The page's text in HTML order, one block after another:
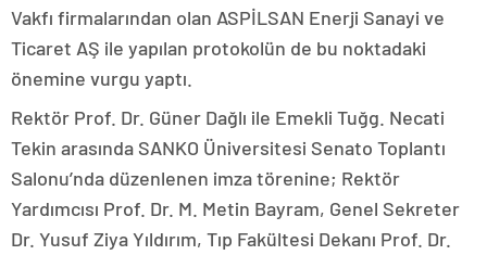
Vakfı firmalarından olan ASPİLSAN Enerji Sanayi ve
Ticaret AŞ ile yapılan protokolün de bu noktadaki
önemine vurgu yaptı.
Rektör Prof. Dr. Güner Dağlı ile Emekli Tuğg. Necati
Tekin arasında SANKO Üniversitesi Senato Toplantı
Salonu’nda düzenlenen imza törenine; Rektör
Yardımcısı Prof. Dr. M. Metin Bayram, Genel Sekreter
Dr. Yusuf Ziya Yıldırım, Tıp Fakültesi Dekanı Prof. Dr.